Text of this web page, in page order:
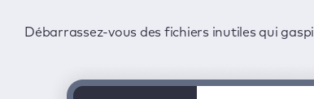
Débarrassez-vous des fichiers inutiles qui
Protégez-vous contre les virus et les logiciels
Profitez de tout le potentiel de MacKeeper en un